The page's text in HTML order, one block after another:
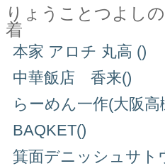
りょうことつよし
着
本家 アロチ 丸高 ()
中華飯店 香来()
らーめん一作(大阪高
BAQKET()
箕面デニッシュサト